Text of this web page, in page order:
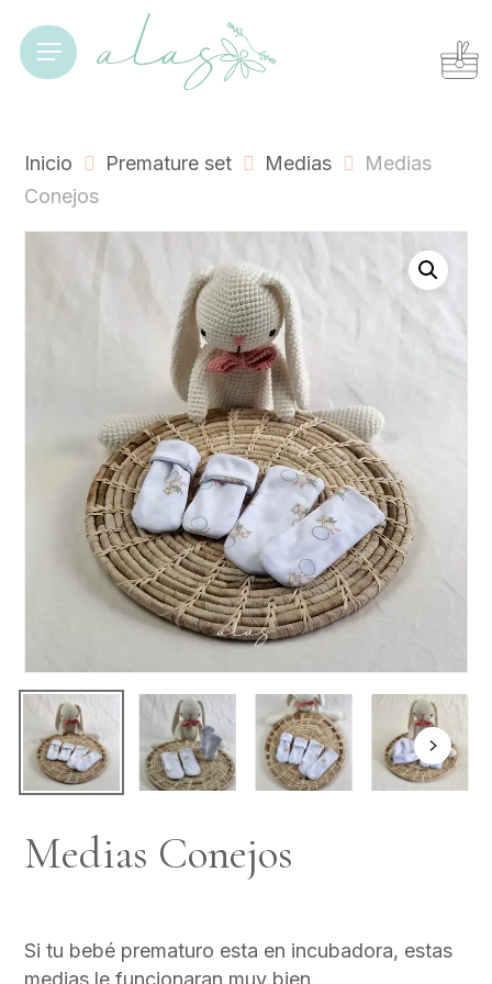
mainMenu Cart Close
Cart
Inicio Premature set Medias
Medias
Conejos
Medias Conejos
Si tu bebé prematuro esta en incubadora, estas
medias le funcionaran muy bien.